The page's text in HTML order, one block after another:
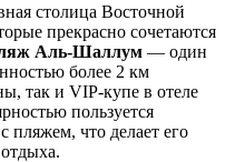
столица Восточной
прекрасно сочетаются
Аль-Шаллум — один
более 2 км
так и VIP-купе в отеле
пользуется
пляжем, что делает его